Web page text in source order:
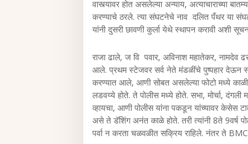
वास्त्यावर होत असलेल्या अन्याय, अत्याचाराच्या
करण्याचे ठरले. त्या संघटनेचे नाव दलित पँथर या
यांनी दुसरी छावणी कुर्ला येथे स्थापन करावी अशी
राजा ढाले, ज वि पवार, अविनाश महातेकर, नामदेव
आले. प्रथम स्टेजवर सर्व नेते मंडळींचे पुष्पहार देऊन
करण्यात आले, आणी सोबत असलेल्या फोटो मध्ये
लडवय्ये होते. ते पोलीस मध्ये होते. सभा, मोर्चा,
व्हायचा, आणी पोलीस यांना पकडून यांच्यावर केसेस
असे ते डॅशिंग अनंत काळे होते. तरी त्यांनी 8ते 9वर्ष
पर्वा न करता चळवळीत सक्रिय राहिले. नंतर ते